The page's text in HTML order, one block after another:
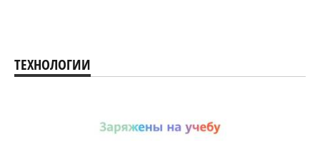
ТЕХНОЛОГИИ